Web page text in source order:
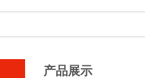
产品展示